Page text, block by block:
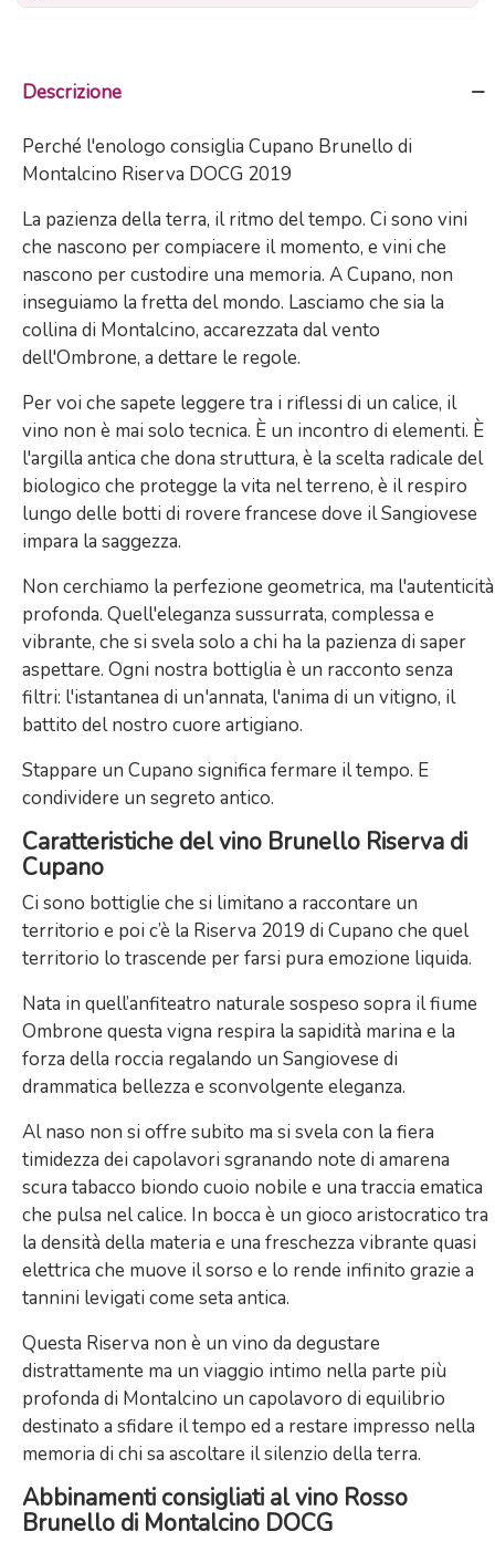
Descrizione
Perché l'enologo consiglia Cupano Brunello di
Montalcino Riserva DOCG 2019
La pazienza della terra, il ritmo del tempo. Ci sono vini
che nascono per compiacere il momento, e vini che
nascono per custodire una memoria. A Cupano, non
inseguiamo la fretta del mondo. Lasciamo che sia la
collina di Montalcino, accarezzata dal vento
dell'Ombrone, a dettare le regole.
Per voi che sapete leggere tra i riflessi di un calice, il
vino non è mai solo tecnica. È un incontro di elementi. È
l'argilla antica che dona struttura, è la scelta radicale del
biologico che protegge la vita nel terreno, è il respiro
lungo delle botti di rovere francese dove il Sangiovese
impara la saggezza.
Non cerchiamo la perfezione geometrica, ma l'autenticità
profonda. Quell'eleganza sussurrata, complessa e
vibrante, che si svela solo a chi ha la pazienza di saper
aspettare. Ogni nostra bottiglia è un racconto senza
filtri: l'istantanea di un'annata, l'anima di un vitigno, il
battito del nostro cuore artigiano.
Stappare un Cupano significa fermare il tempo. E
condividere un segreto antico.
Caratteristiche del vino Brunello Riserva di
Cupano
Ci sono bottiglie che si limitano a raccontare un
territorio e poi c’è la Riserva 2019 di Cupano che quel
territorio lo trascende per farsi pura emozione liquida.
Nata in quell’anfiteatro naturale sospeso sopra il fiume
Ombrone questa vigna respira la sapidità marina e la
forza della roccia regalando un Sangiovese di
drammatica bellezza e sconvolgente eleganza.
Al naso non si offre subito ma si svela con la fiera
timidezza dei capolavori sgranando note di amarena
scura tabacco biondo cuoio nobile e una traccia ematica
che pulsa nel calice. In bocca è un gioco aristocratico tra
la densità della materia e una freschezza vibrante quasi
elettrica che muove il sorso e lo rende infinito grazie a
tannini levigati come seta antica.
Questa Riserva non è un vino da degustare
distrattamente ma un viaggio intimo nella parte più
profonda di Montalcino un capolavoro di equilibrio
destinato a sfidare il tempo ed a restare impresso nella
memoria di chi sa ascoltare il silenzio della terra.
Abbinamenti consigliati al vino Rosso
Brunello di Montalcino DOCG